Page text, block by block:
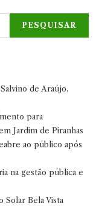
PESQUISAR
de Araújo,
para
Jardim de Piranhas
ao público após
na gestão pública e
Solar Bela Vista